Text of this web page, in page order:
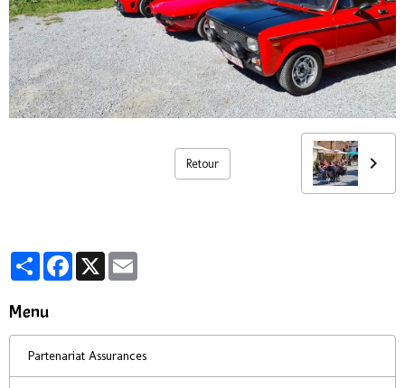
Retour
PartagerFacebook
X
Menu
Partenariat Assurances